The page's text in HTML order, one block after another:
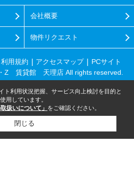
会社概要
物件リクエスト
利用規約 アクセスマップ
PCサイト
Z 賃貸館 天理店 All rights reserved.
ト利用状況把握、サービス向上検討を目的と
用しています。
扱いについて」 をご確認ください。
閉じる